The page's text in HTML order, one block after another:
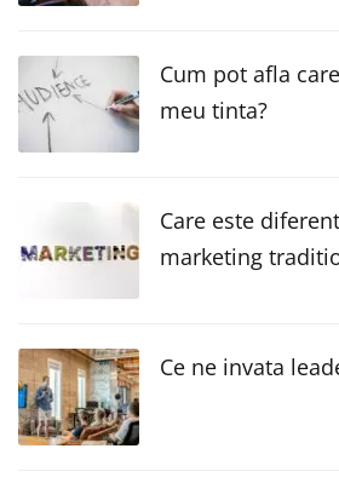
Cum pot afla
meu tinta?
Care este
marketing
Ce ne invata